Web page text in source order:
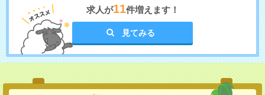
求人が11件増えます！
見てみる